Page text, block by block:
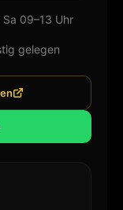
Sa 09–13 Uhr
gelegen